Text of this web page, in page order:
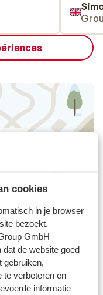
cookies
in je browser
bezoekt.
GmbH
de website goed
gebruiken,
te verbeteren en
informatie
mètres
50 mètres
200